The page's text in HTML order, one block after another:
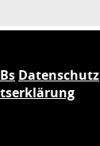
Datenschutz